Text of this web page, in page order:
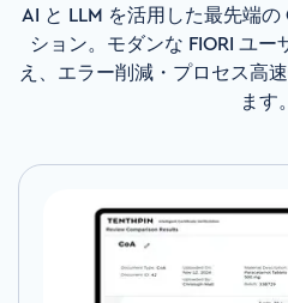
AI と LLM を活用した最先端
ション。モダンな FIORI ユ
え、エラー削減・プロセス高
ます。